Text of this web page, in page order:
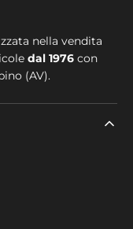
nella vendita
dal 1976 con
(AV).